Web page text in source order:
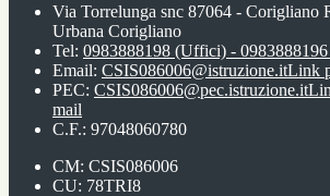
Via Torrelunga snc 87064 - Corigliano
Urbana Corigliano
Tel: 0983888198 (Uffici) -
Email: CSIS086006@istruzione.itLink
PEC: CSIS086006@pec.istruzione.it
mail
C.F.: 97048060780
CM: CSIS086006
CU: 78TRI8